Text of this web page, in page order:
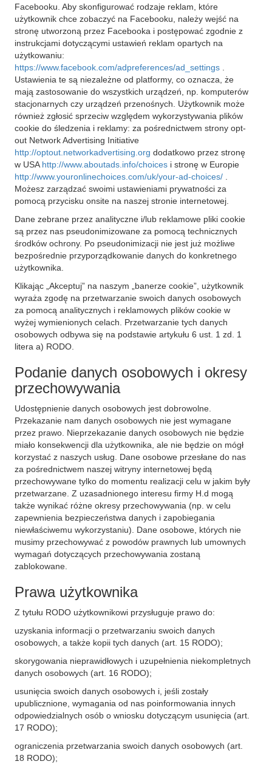
Facebooku. Aby skonfigurować rodzaje reklam, które
użytkownik chce zobaczyć na Facebooku, należy wejść na
stronę utworzoną przez Facebooka i postępować zgodnie z
instrukcjami dotyczącymi ustawień reklam opartych na
użytkowaniu:
https://www.facebook.com/adpreferences/ad_settings
Ustawienia te są niezależne od platformy, co oznacza, że
mają zastosowanie do wszystkich urządzeń, np. komputerów
stacjonarnych czy urządzeń przenośnych. Użytkownik może
również zgłosić sprzeciw względem wykorzystywania plików
cookie do śledzenia i reklamy: za pośrednictwem strony opt-
out Network Advertising Initiative
http://optout.networkadvertising.org dodatkowo przez stronę
w USA http://www.aboutads.info/choices i stronę w Europie
http://www.youronlinechoices.com/uk/your-ad-choices/
Możesz zarządzać swoimi ustawieniami prywatności za
pomocą przycisku onsite na naszej stronie internetowej.
Dane zebrane przez analityczne i/lub reklamowe pliki cookie
są przez nas pseudonimizowane za pomocą technicznych
środków ochrony. Po pseudonimizacji nie jest już możliwe
bezpośrednie przyporządkowanie danych do konkretnego
użytkownika.
Klikając „Akceptuj” na naszym „banerze cookie”, użytkownik
wyraża zgodę na przetwarzanie swoich danych osobowych
za pomocą analitycznych i reklamowych plików cookie w
wyżej wymienionych celach. Przetwarzanie tych danych
osobowych odbywa się na podstawie artykułu 6 ust. 1 zd. 1
litera a) RODO.
Podanie danych osobowych i okresy
przechowywania
Udostępnienie danych osobowych jest dobrowolne.
Przekazanie nam danych osobowych nie jest wymagane
przez prawo. Nieprzekazanie danych osobowych nie będzie
miało konsekwencji dla użytkownika, ale nie będzie on mógł
korzystać z naszych usług. Dane osobowe przesłane do nas
za pośrednictwem naszej witryny internetowej będą
przechowywane tylko do momentu realizacji celu w jakim były
przetwarzane. Z uzasadnionego interesu firmy H.d mogą
także wynikać różne okresy przechowywania (np. w celu
zapewnienia bezpieczeństwa danych i zapobiegania
niewłaściwemu wykorzystaniu). Dane osobowe, których nie
musimy przechowywać z powodów prawnych lub umownych
wymagań dotyczących przechowywania zostaną
zablokowane.
Prawa użytkownika
Z tytułu RODO użytkownikowi przysługuje prawo do:
uzyskania informacji o przetwarzaniu swoich danych
osobowych, a także kopii tych danych (art. 15 RODO);
skorygowania nieprawidłowych i uzupełnienia niekompletnych
danych osobowych (art. 16 RODO);
usunięcia swoich danych osobowych i, jeśli zostały
upublicznione, wymagania od nas poinformowania innych
odpowiedzialnych osób o wniosku dotyczącym usunięcia (art.
17 RODO);
ograniczenia przetwarzania swoich danych osobowych (art.
18 RODO);